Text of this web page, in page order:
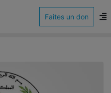
Faites un don